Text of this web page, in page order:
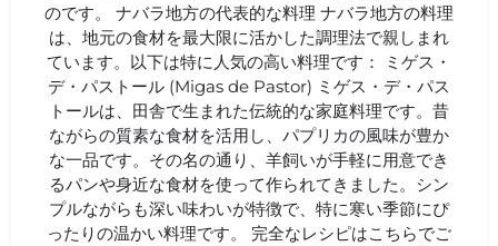
のです。 ナバラ地方の代表的な料理 ナバラ地方の料理
は、地元の食材を最大限に活かした調理法で親しまれ
ています。以下は特に人気の高い料理です： ミゲス・
デ・パストール (Migas de Pastor) ミゲス・デ・パス
トールは、田舎で生まれた伝統的な家庭料理です。昔
ながらの質素な食材を活用し、パプリカの風味が豊か
な一品です。その名の通り、羊飼いが手軽に用意でき
るパンや身近な食材を使って作られてきました。シン
プルながらも深い味わいが特徴で、特に寒い季節にぴ
ったりの温かい料理です。 完全なレシピはこちらでご